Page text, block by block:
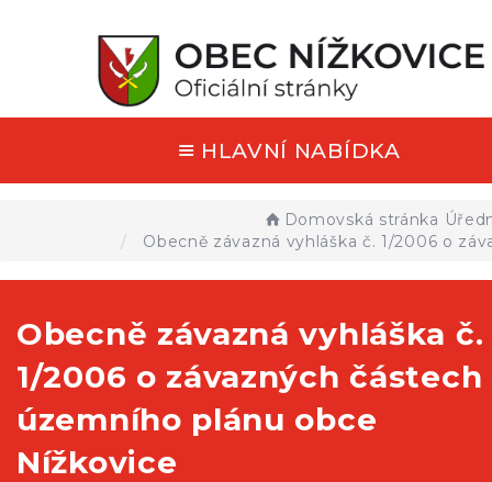
HLAVNÍ NABÍDKA
Domovská stránka
Obecně závazná vyhláška č. 1/2006 o
Obecně závazná vyhláška č.
1/2006 o závazných částech
územního plánu obce
Nížkovice